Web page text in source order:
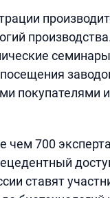
покупателями
чем 700
ставят